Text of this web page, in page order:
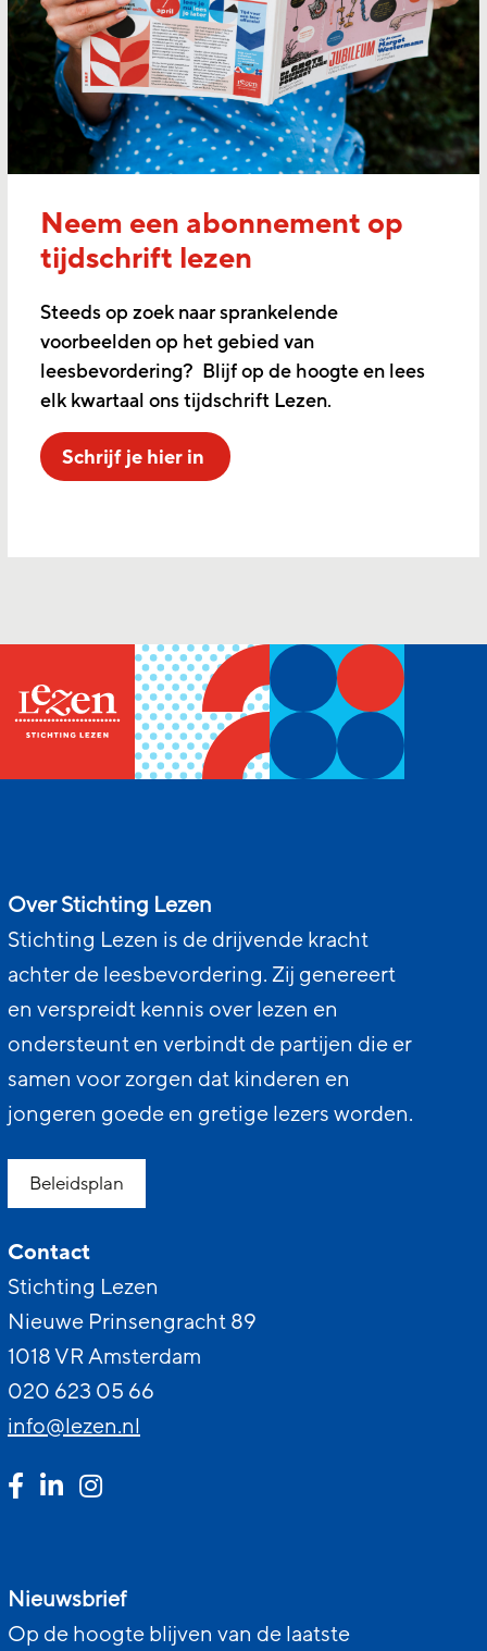
Neem een abonnement op
tijdschrift lezen
Steeds op zoek naar sprankelende
voorbeelden op het gebied van
leesbevordering? Blijf op de hoogte en lees
elk kwartaal ons tijdschrift Lezen.
Schrijf je hier in
Over Stichting Lezen
Stichting Lezen is de drijvende kracht
achter de leesbevordering. Zij genereert
en verspreidt kennis over lezen en
ondersteunt en verbindt de partijen die er
samen voor zorgen dat kinderen en
jongeren goede en gretige lezers worden.
Beleidsplan
Contact
Stichting Lezen
Nieuwe Prinsengracht 89
1018 VR Amsterdam
020 623 05 66
info@lezen.nl
Nieuwsbrief
Op de hoogte blijven van de laatste